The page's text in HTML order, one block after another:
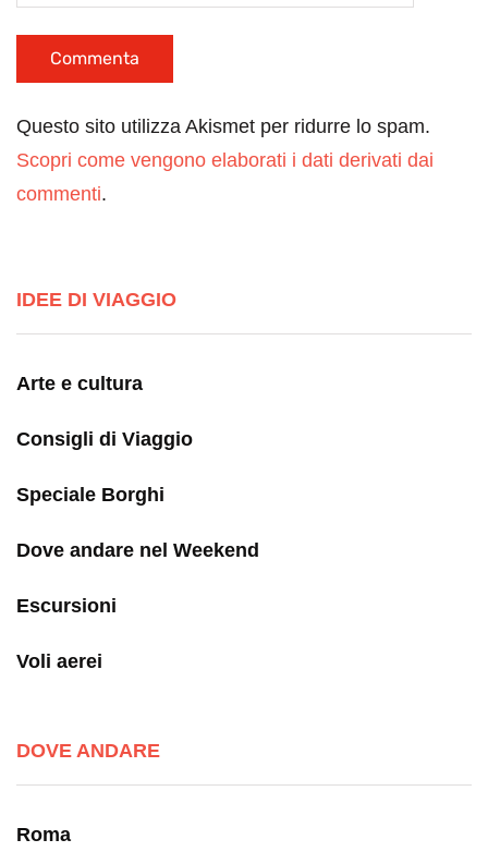
Questo sito utilizza Akismet per ridurre lo spam.
Scopri come vengono elaborati i dati derivati dai
commenti.
IDEE DI VIAGGIO
Arte e cultura
Consigli di Viaggio
Speciale Borghi
Dove andare nel Weekend
Escursioni
Voli aerei
DOVE ANDARE
Roma